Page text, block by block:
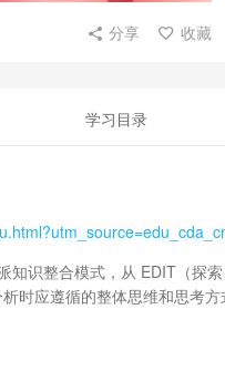
分享 收藏
学习目录
知识整合模式，从 EDIT（探
时应遵循的整体思维和思考